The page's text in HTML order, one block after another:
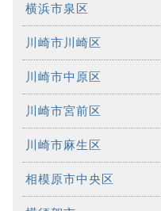
横浜市泉区
川崎市川崎区
川崎市中原区
川崎市宮前区
川崎市麻生区
相模原市中央区